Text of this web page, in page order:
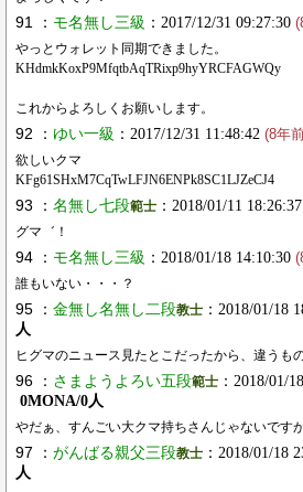
91 ： モ名無し三級 ：2017/12/31 09:27:30
やっとウォレット同期できました。
KHdmkKoxP9MfqtbAqTRixp9hyYRCFAGWQy
これからよろしくお願いします。
92 ： ゆい一級 ：2017/12/31 11:48:42 (8年
欲しいクマ
KFg61SHxM7CqTwLFJN6ENPk8SC1LJZeCJ4
93 ： 名無し七段範士 ：2018/01/11 18:26:37
グマ゛！
94 ： モ名無し三級 ：2018/01/18 14:10:30
誰もいない・・・？
95 ： 金無し名無し二段教士 ：2018/01/18
人
ヒグマのニュース見たとこだったから、違うも
96 ： さまようよろい五段範士 ：2018/01/
0MONA/0人
やだぁ、すんごい大クマ持ちさんじゃないです
97 ： がんばる親父三段教士 ：2018/01/18
人